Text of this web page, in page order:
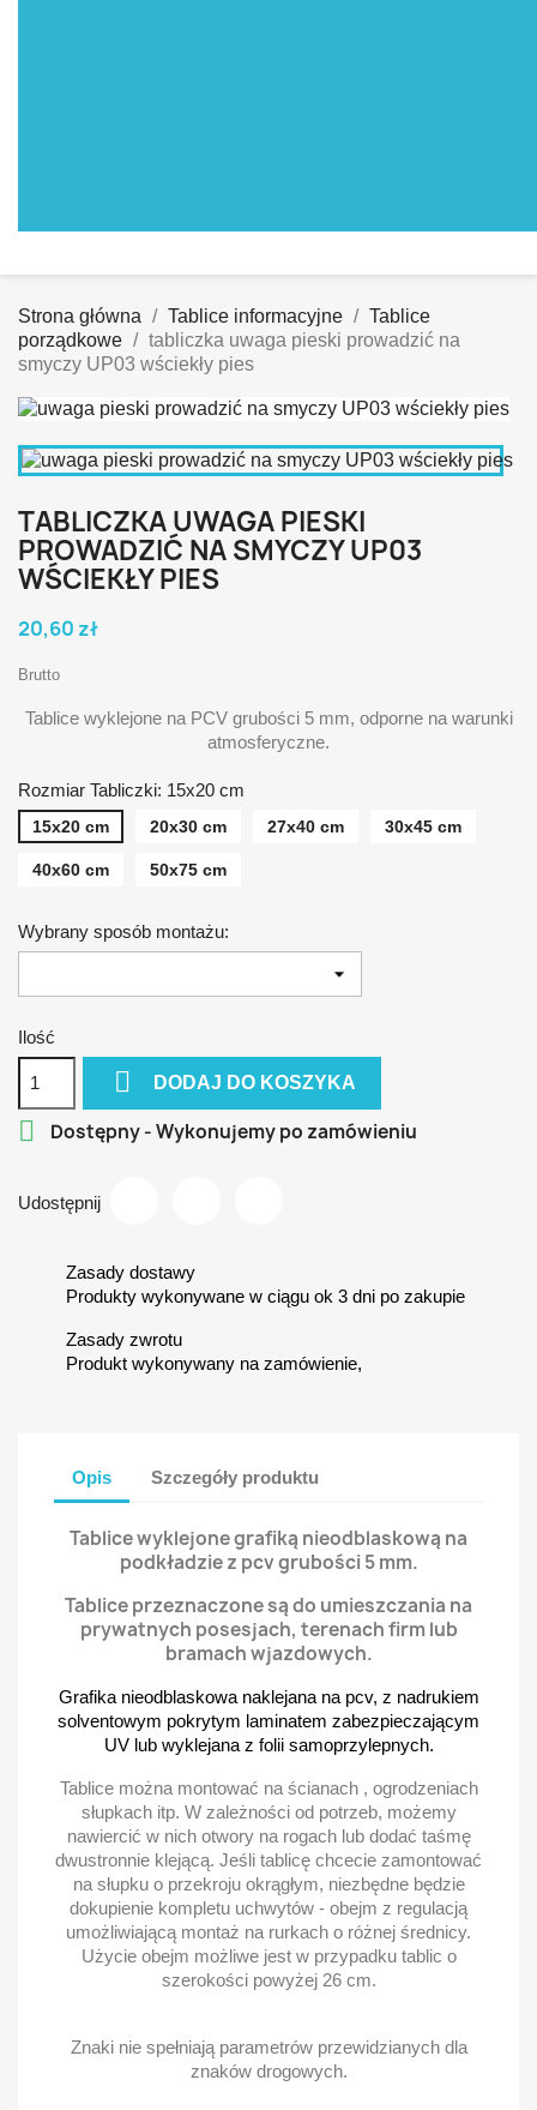
Strona główna Tablice informacyjne
Tablice
porządkowe
tabliczka uwaga pieski prowadzić na
smyczy UP03 wściekły pies
TABLICZKA UWAGA PIESKI
PROWADZIĆ NA SMYCZY UP03
WŚCIEKŁY PIES
20,60 zł
Brutto
Tablice wyklejone na PCV grubości 5 mm, odporne na warunki
atmosferyczne.
Rozmiar Tabliczki: 15x20 cm
15x20 cm 20x30 cm 27x40 cm 30x45 cm
40x60 cm 50x75 cm
Wybrany sposób montażu:
Ilość
 DODAJ DO KOSZYKA
 Dostępny - Wykonujemy po zamówieniu
Udostępnij
Zasady dostawy
Produkty wykonywane w ciągu ok 3 dni po zakupie
Zasady zwrotu
Produkt wykonywany na zamówienie,
Opis Szczegóły produktu
Tablice wyklejone grafiką nieodblaskową na
podkładzie z pcv grubości 5 mm.
Tablice przeznaczone są do umieszczania na
prywatnych posesjach, terenach firm lub
bramach wjazdowych.
Grafika nieodblaskowa naklejana na pcv, z nadrukiem
solventowym pokrytym laminatem zabezpieczającym
UV lub wyklejana z folii samoprzylepnych.
Tablice można montować na ścianach , ogrodzeniach
słupkach itp. W zależności od potrzeb, możemy
nawiercić w nich otwory na rogach lub dodać taśmę
dwustronnie klejącą. Jeśli tablicę chcecie zamontować
na słupku o przekroju okrągłym, niezbędne będzie
dokupienie kompletu uchwytów - obejm z regulacją
umożliwiającą montaż na rurkach o różnej średnicy.
Użycie obejm możliwe jest w przypadku tablic o
szerokości powyżej 26 cm.
Znaki nie spełniają parametrów przewidzianych dla
znaków drogowych.